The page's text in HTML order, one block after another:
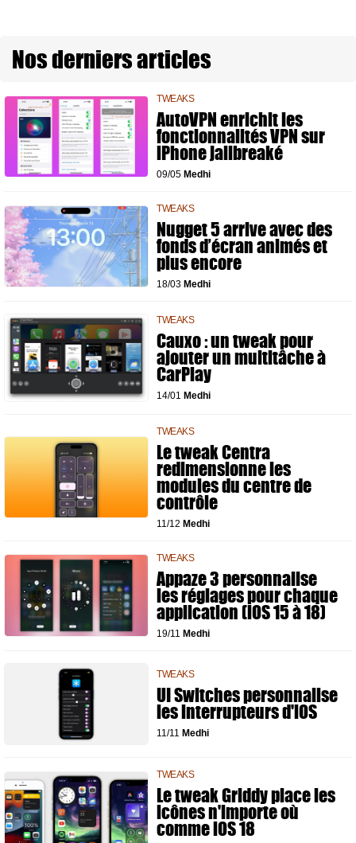
Nos derniers articles
TWEAKS
AutoVPN enrichit les
fonctionnalités VPN sur
iPhone jailbreaké
09/05 Medhi
TWEAKS
Nugget 5 arrive avec des
fonds d’écran animés et
plus encore
18/03 Medhi
TWEAKS
Cauxo : un tweak pour
ajouter un multitâche à
CarPlay
14/01 Medhi
TWEAKS
Le tweak Centra
redimensionne les
modules du centre de
contrôle
11/12 Medhi
TWEAKS
Appaze 3 personnalise
les réglages pour chaque
application (iOS 15 à 18)
19/11 Medhi
TWEAKS
UI Switches personnalise
les interrupteurs d'iOS
11/11 Medhi
TWEAKS
Le tweak Griddy place les
icônes n'importe où
comme iOS 18